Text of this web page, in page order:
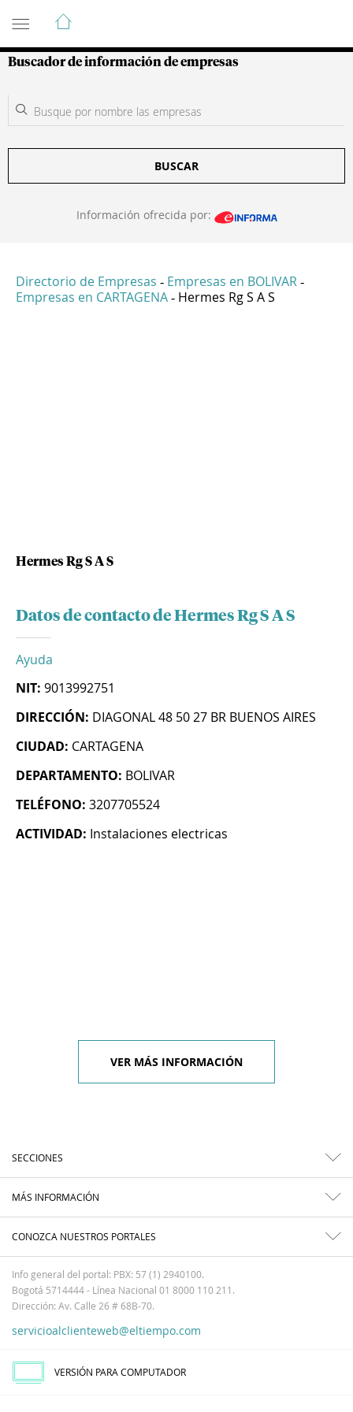
Guía de Empresas Colombianas
Buscador de información de empresas
BUSCAR
Información ofrecida por:
Directorio de Empresas - Empresas en BOLIVAR -
Empresas en CARTAGENA - Hermes Rg S A S
Hermes Rg S A S
Datos de contacto de Hermes Rg S A S
Ayuda
NIT: 9013992751
DIRECCIÓN: DIAGONAL 48 50 27 BR BUENOS AIRES
CIUDAD: CARTAGENA
DEPARTAMENTO: BOLIVAR
TELÉFONO: 3207705524
ACTIVIDAD: Instalaciones electricas
VER MÁS INFORMACIÓN
SECCIONES
MÁS INFORMACIÓN
CONOZCA NUESTROS PORTALES
Info general del portal: PBX: 57 (1) 2940100.
Bogotá 5714444 - Línea Nacional 01 8000 110 211.
Dirección: Av. Calle 26 # 68B-70.
servicioalclienteweb@eltiempo.com
VERSIÓN PARA COMPUTADOR